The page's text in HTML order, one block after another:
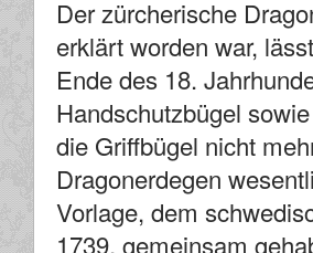
Der zürcherische
erklärt worden war,
Ende des 18.
Handschutzbügel
die Griffbügel nicht
Dragonerdegen
Vorlage, dem
1739, gemeinsam